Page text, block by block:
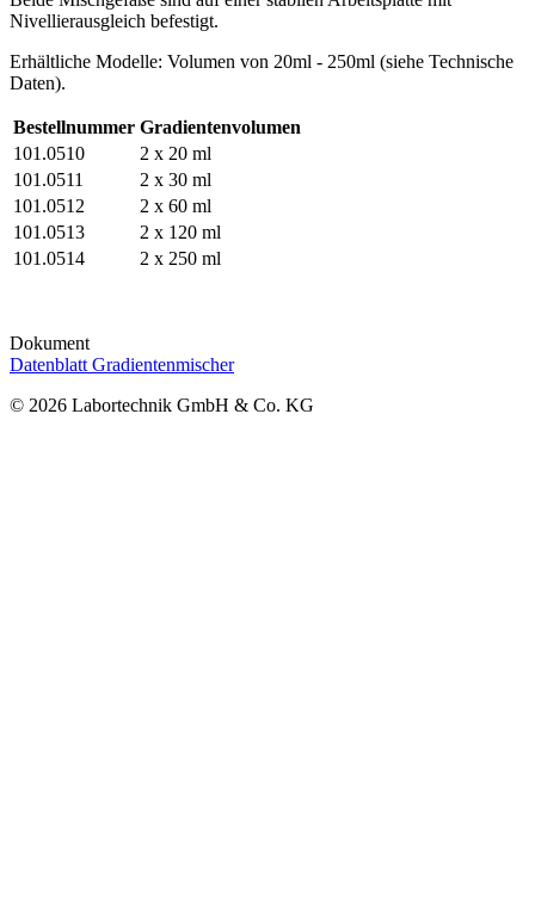
Nivellierausgleich befestigt.
Erhältliche Modelle: Volumen von 20ml - 250ml (siehe Technische
Daten).
Bestellnummer Gradientenvolumen
101.0510
2 x 20 ml
101.0511
2 x 30 ml
101.0512
2 x 60 ml
101.0513
2 x 120 ml
101.0514
2 x 250 ml
Dokument
Datenblatt Gradientenmischer
© 2026 Labortechnik GmbH & Co. KG